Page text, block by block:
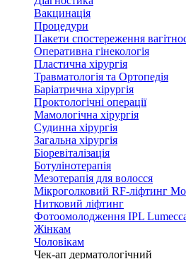
Вакцинація
Процедури
Пакети спостереження
Оперативна гінекологія
Пластична хірургія
Травматологія та Ортопедія
Баріатрична хірургія
Проктологічні операції
Мамологічна хірургія
Судинна хірургія
Загальна хірургія
Біоревіталізація
Ботулінотерапія
Мезотерапія для волосся
Мікроголковий RF-ліфтинг
Нитковий ліфтинг
Фотоомолодження IPL
Жінкам
Чоловікам
Чек-ап дерматологічний